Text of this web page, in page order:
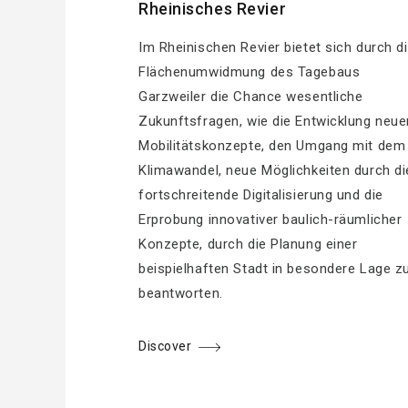
Rheinisches Revier
Im Rheinischen Revier bietet sich durch
Flächenumwidmung des Tagebaus
Garzweiler die Chance wesentliche
Zukunftsfragen, wie die Entwicklung
Mobilitätskonzepte, den Umgang mit dem
Klimawandel, neue Möglichkeiten durch
fortschreitende Digitalisierung und die
Erprobung innovativer baulich-räumlicher
Konzepte, durch die Planung einer
beispielhaften Stadt in besondere Lage zu
beantworten.
Discover